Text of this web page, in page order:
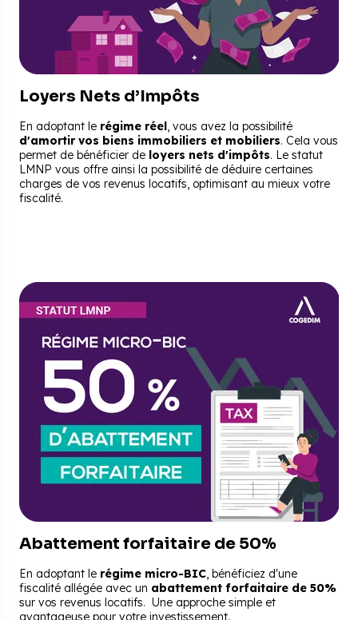
Loyers Nets d’Impôts
En adoptant le régime réel, vous avez la possibilité
d'amortir vos biens immobiliers et mobiliers. Cela vous
permet de bénéficier de loyers nets d'impôts. Le statut
LMNP vous offre ainsi la possibilité de déduire certaines
charges de vos revenus locatifs, optimisant au mieux votre
fiscalité.
Abattement forfaitaire de 50%
En adoptant le régime micro-BIC, bénéficiez d'une
fiscalité allégée avec un abattement forfaitaire de 50%
sur vos revenus locatifs. Une approche simple et
avantageuse pour votre investissement.